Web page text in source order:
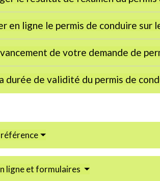
en ligne le permis de conduire sur
de votre demande de
durée de validité du permis de
ligne et formulaires